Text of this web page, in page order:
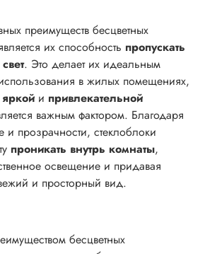
преимуществ бесцветных
их способность пропускать
. Это делает их идеальным
в жилых помещениях,
и привлекательной
важным фактором. Благодаря
и прозрачности, стеклоблоки
проникать внутрь комнаты,
освещение и придавая
и просторный вид.
бесцветных